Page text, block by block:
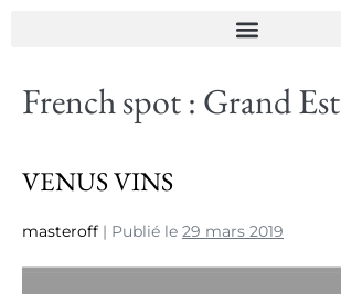
French spot : Grand Est
VENUS VINS
masteroff | Publié le 29 mars 2019